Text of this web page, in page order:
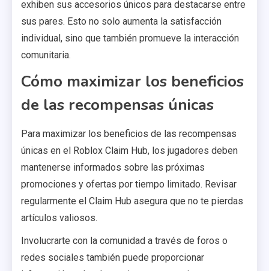
exhiben sus accesorios únicos para destacarse entre
sus pares. Esto no solo aumenta la satisfacción
individual, sino que también promueve la interacción
comunitaria.
Cómo maximizar los beneficios
de las recompensas únicas
Para maximizar los beneficios de las recompensas
únicas en el Roblox Claim Hub, los jugadores deben
mantenerse informados sobre las próximas
promociones y ofertas por tiempo limitado. Revisar
regularmente el Claim Hub asegura que no te pierdas
artículos valiosos.
Involucrarte con la comunidad a través de foros o
redes sociales también puede proporcionar